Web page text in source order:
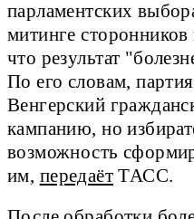
парламентских
митинге
что результат
По его словам,
Венгерский
кампанию, но
возможность
им, передаёт ТАСС.